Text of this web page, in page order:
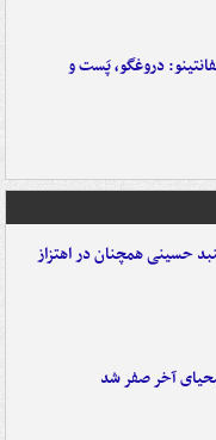
دروغگو، پَست‌ و
حسینی همچنان در اهتزاز
آخر صفر شد